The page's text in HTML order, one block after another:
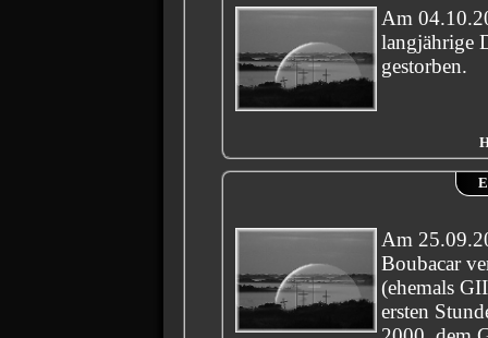
Am
langjährige
gestorben.
Am
Boubacar
(ehemals
ersten